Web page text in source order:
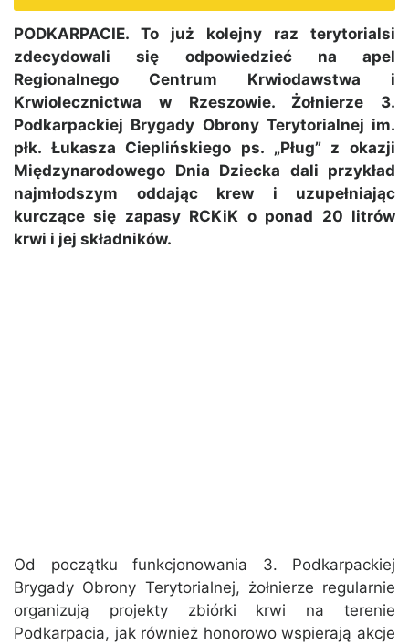
PODKARPACIE. To już kolejny raz terytorialsi
zdecydowali się odpowiedzieć na apel
Regionalnego Centrum Krwiodawstwa i
Krwiolecznictwa w Rzeszowie. Żołnierze 3.
Podkarpackiej Brygady Obrony Terytorialnej im.
płk. Łukasza Cieplińskiego ps. „Pług” z okazji
Międzynarodowego Dnia Dziecka dali przykład
najmłodszym oddając krew i uzupełniając
kurczące się zapasy RCKiK o ponad 20 litrów
krwi i jej składników.
Od początku funkcjonowania 3. Podkarpackiej
Brygady Obrony Terytorialnej, żołnierze regularnie
organizują projekty zbiórki krwi na terenie
Podkarpacia, jak również honorowo wspierają akcje